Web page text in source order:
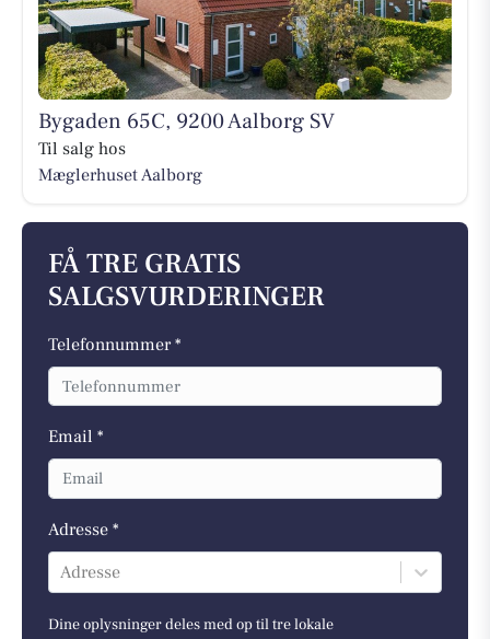
Bygaden 65C, 9200 Aalborg SV
Til salg hos
Mæglerhuset Aalborg
FÅ TRE GRATIS
SALGSVURDERINGER
Telefonnummer *
Email *
Adresse *
Adresse
Dine oplysninger deles med op til tre lokale